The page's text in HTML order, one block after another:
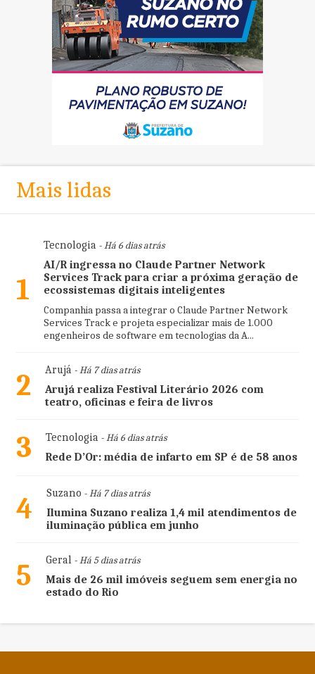
Mais lidas
1
Tecnologia- Há 6 dias atrás
AI/R ingressa no Claude Partner Network
Services Track para criar a próxima geração de
ecossistemas digitais inteligentes
Companhia passa a integrar o Claude Partner Network
Services Track e projeta especializar mais de 1.000
engenheiros de software em tecnologias da A...
2 Arujá- Há 7 dias atrás
Arujá realiza Festival Literário 2026 com
teatro, oficinas e feira de livros
3 Tecnologia- Há 6 dias atrás
Rede D’Or: média de infarto em SP é de 58 anos
4 Suzano - Há 7 dias atrás
Ilumina Suzano realiza 1,4 mil atendimentos de
iluminação pública em junho
5 Geral- Há 5 dias atrás
Mais de 26 mil imóveis seguem sem energia no
estado do Rio